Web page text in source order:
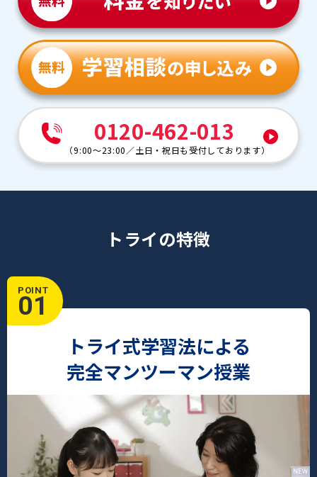
0120-462-013
（9:00～23:00 ／土日・祝日も受付しております）
トライの特徴
POINT
01
トライ式学習法による
完全マンツーマン授業